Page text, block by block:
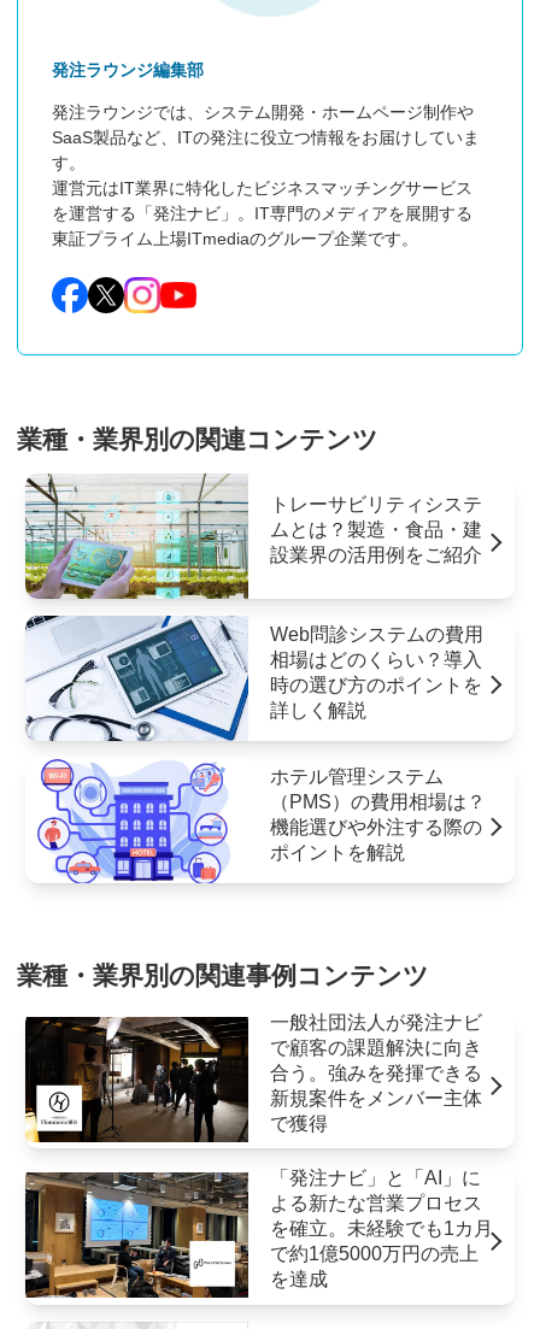
発注ラウンジ編集部
発注ラウンジでは、システム開発・ホームページ制作や
SaaS製品など、ITの発注に役立つ情報をお届けしていま
す。
運営元はIT業界に特化したビジネスマッチングサービス
を運営する「発注ナビ」。IT専門のメディアを展開する
東証プライム上場ITmediaのグループ企業です。
業種・業界別の関連コンテンツ
トレーサビリティシステ
ムとは？製造・食品・建
設業界の活用例をご紹介
Web問診システムの費用
相場はどのくらい？導入
時の選び方のポイントを
詳しく解説
ホテル管理システム
（PMS）の費用相場は？
機能選びや外注する際の
ポイントを解説
業種・業界別の関連事例コンテンツ
一般社団法人が発注ナビ
で顧客の課題解決に向き
合う。強みを発揮できる
新規案件をメンバー主体
で獲得
「発注ナビ」と「AI」に
よる新たな営業プロセス
を確立。未経験でも1カ月
で約1億5000万円の売上
を達成